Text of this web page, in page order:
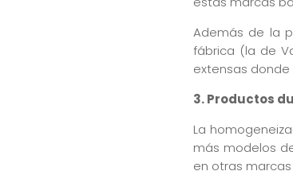
Además de la
fábrica (la de
extensas
3. Productos
La
más modelos
en otras